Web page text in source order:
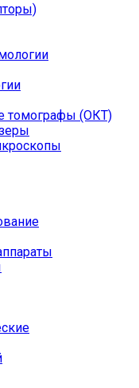
томографы (ОКТ)